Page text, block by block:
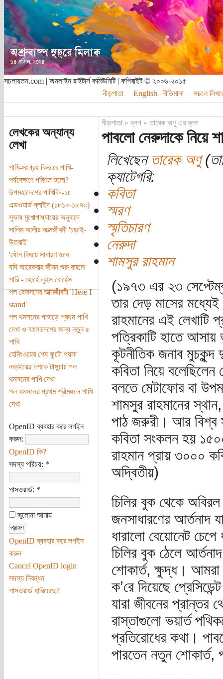
সচলায়তন.com | অনলাইন রাইটার্স কমিউনিটি | কপিরাইট © ২০০৬-২০১৫
নীড়পাতা
English নীতিমালা সচলে
লেখকের অন্যান্য
লেখা
পাখি-সংগ্রহ কিভাবে পাখি-
পর্যবেক্ষণে পরিণত হলো?
উপমহাদেশের পাখিবিদ-১ঃ
এডওয়ার্ড ব্লাইদ (১৮১০-১৮৭৩)
সুভাষ মুখোপাধ্যায়ের অনুবাদে
সালিম আলীর আত্মজীবনী 'চড়াই-
উতরাই'
'যৌন বিষয়ে সাধারণ জ্ঞান'
যদি আরেকবার জীবন শুরু করতে
পারি - হোর্হে লুইস বোর্হেস
পল রোবসনের আত্মজীবনী 'Here I
stand'
পল থমসনের পাহাড়ে প্রথম পাখি
দেখা ও বাংলাদেশের জন্য নতুন ৫
পাখি
হেমিংওয়ের শেষ ফুটো পয়সা
নব্বইয়ের দশকে টাঙ্গুয়ায় পল
থমসনের পাখি দেখা
পল থমসনের প্রথম শ্রীমঙ্গলে পাখি
দেখা
OpenID ব্যবহার করে লগইন
করুন:
OpenID কি?
সদস্য পরিচয়: *
পাসওয়ার্ড: *
ভুলোনা আমায়
OpenID ব্যবহার করে লগইন
করুন
Cancel OpenID login
সদস্য নিবন্ধন
পাসওয়ার্ড হারিয়েছে?
নীড়পাতা»ব্লগ»তারেক অণু এর ব্লগ
পাবলো নেরুদাকে নিয়ে
লিখেছেনতারেক অণু
ক্যাটেগরি:
কবিতা
স্মরণ
স্মৃতিচারণ
নেরুদা
শামসুর রাহমান
(১৯৭৩ এর ২৩
তার দেড় মাসের
রাহমানের এই লেখাটি
পত্রিকাটি হাতে
কূটনীতিক জনাব মুচকুন্দ
কবিতা নিয়ে
বলতে মেটাফোর বা
শামসুর রাহমানের
পাঠ জরুরী। আর বিশ্ব
কবিতা সংকলন হয়
রাহমান প্রায় ৩০০০
অদ্বিতীয়)
চিলির বুক থেকে
জনসাধারণের আর্তনাদ
ধারালো বেয়োনেট
চিলির বুক ঠেলে
শোকার্ত, ক্ষুদ্ধ। আমরা
ক’রে দিয়েছে
যারা জীবনের
রাস্তাগুলো ভয়ার্ত
প্রতিরোধের কথা।
পারতেন নতুন শোকার্ত,